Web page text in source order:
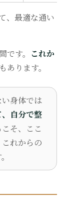
、最適な通い
す。
これか
あります。
身体では
自分で整
そ、ここ
れからの